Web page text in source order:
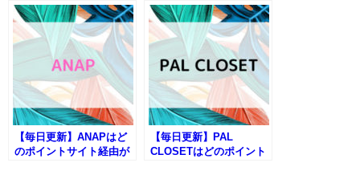
お得か！
【毎日更新】ANAPはど
のポイントサイト経由が
【毎日更新】PAL
CLOSETはどのポイント